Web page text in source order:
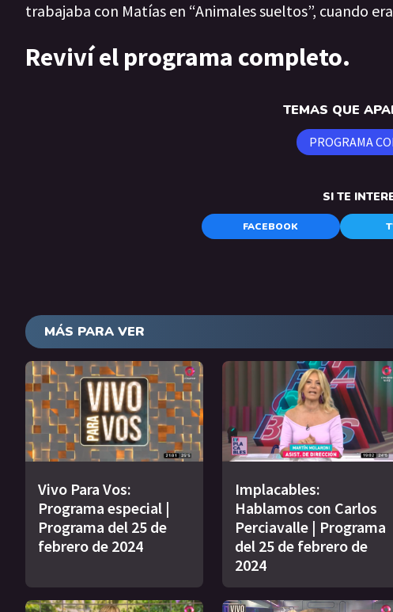
trabajaba con Matías en “Animales sueltos”, cuando
Reviví el programa completo.
TEMAS QUE
PROGRAMA
SI TE
FACEBOOK
MÁS PARA VER
Vivo Para Vos:
Programa especial |
Programa del 25 de
febrero de 2024
Implacables:
Hablamos con Carlos
Perciavalle | Programa
del 25 de febrero de
2024